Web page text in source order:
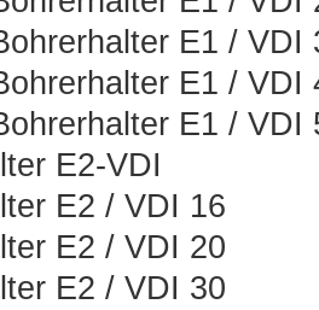
E1 / VDI
E1 / VDI
E1 / VDI
E2-VDI
E2 / VDI 16
E2 / VDI 20
E2 / VDI 30